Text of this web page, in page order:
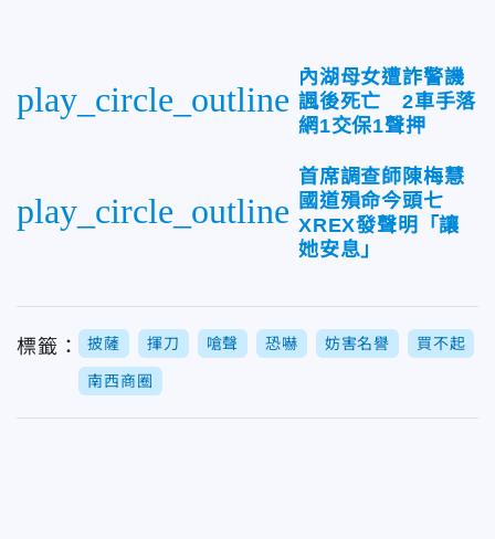
play_circle_outline
內湖母女遭詐警譏
諷後死亡 2車手落
網1交保1聲押
play_circle_outline
首席調查師陳梅慧
國道殞命今頭七
XREX發聲明「讓
她安息」
標籤： 披薩 揮刀 嗆聲 恐嚇 妨害名譽 買不起
南西商圈